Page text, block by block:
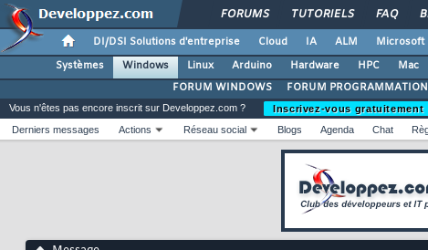
FORUMS TUTORIELS FAQ
DI/DSI Solutions d'entreprise Cloud IA ALM Microsoft
Systèmes
Windows Linux Arduino Hardware HPC Mac
FORUM WINDOWS
FORUM PROGRAMMATION
Vous n'êtes pas encore inscrit sur Developpez.com ?
Inscrivez-vous gratuitement
Derniers messages
Actions Réseau social Blogs Agenda Chat